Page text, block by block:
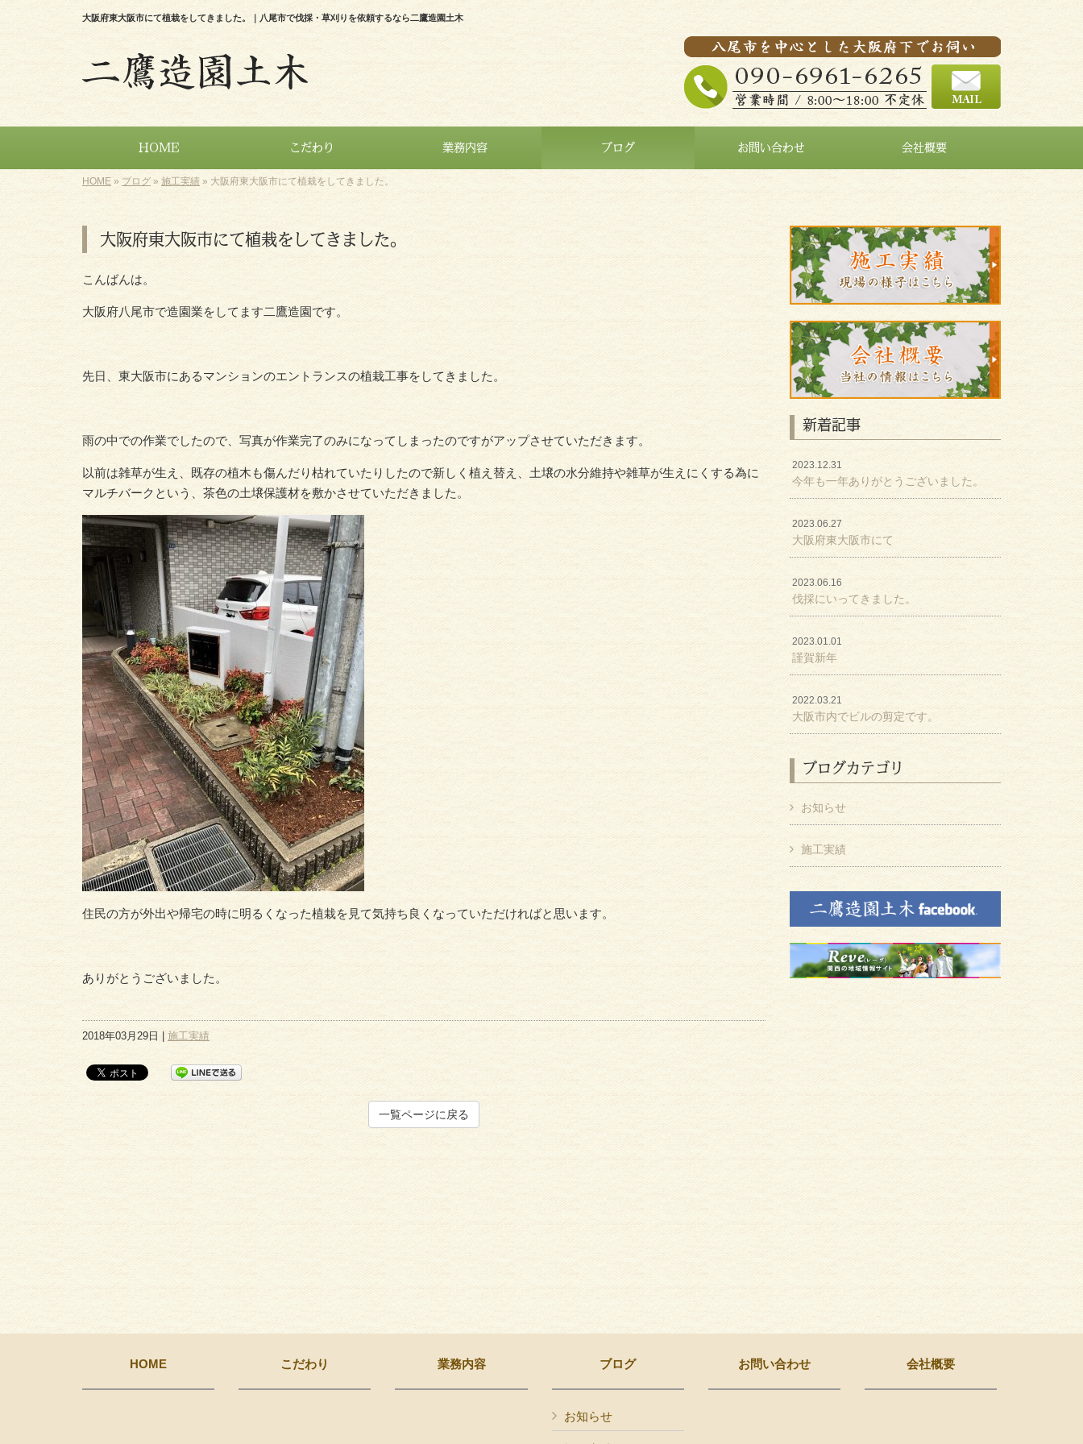
大阪府東大阪市にて植栽をしてきました。｜八尾市で伐採・草刈りを依頼するなら二鷹造園土木
HOME こだわり 業務内容 ブログ お問い合わせ 会社概要
HOME » ブログ » 施工実績 » 大阪府東大阪市にて植栽をしてきました。
大阪府東大阪市にて植栽をしてきました。
こんばんは。
大阪府八尾市で造園業をしてます二鷹造園です。
先日、東大阪市にあるマンションのエントランスの植栽工事をしてきました。
雨の中での作業でしたので、写真が作業完了のみになってしまったのですがアップさせていただきます。
以前は雑草が生え、既存の植木も傷んだり枯れていたりしたので新しく植え替え、土壌の水分維持や雑草が生えにくする為に
マルチバークという、茶色の土壌保護材を敷かさせていただきました。
住民の方が外出や帰宅の時に明るくなった植栽を見て気持ち良くなっていただければと思います。
ありがとうございました。
2018年03月29日 | 施工実績
一覧ページに戻る
新着記事
2023.12.31
今年も一年ありがとうございました。
2023.06.27
大阪府東大阪市にて
2023.06.16
伐採にいってきました。
2023.01.01
謹賀新年
2022.03.21
大阪市内でビルの剪定です。
ブログカテゴリ
お知らせ
施工実績
HOME こだわり 業務内容 ブログ
お知らせ
お問い合わせ 会社概要